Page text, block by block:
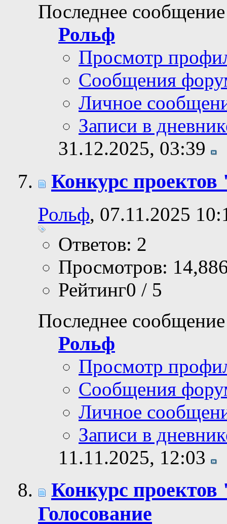
Последнее
Рольф
Просмотр
Сообщения
Личное
Записи в
31.12.2025, 03:39
Конкурс
Рольф, 07.11.2025
Ответов: 2
Просмотров:
Рейтинг0 / 5
Последнее
Рольф
Просмотр
Сообщения
Личное
Записи в
11.11.2025, 12:03
Конкурс
Голосование